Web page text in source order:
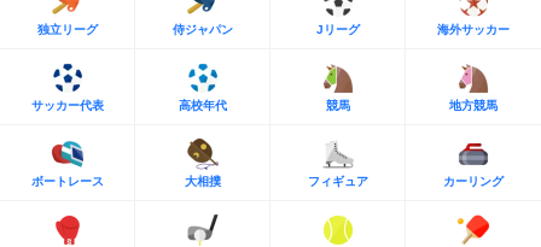
独立リーグ 侍ジャパン Jリーグ 海外サッカー
サッカー代表 高校年代 競馬 地方競馬
ボートレース 大相撲 フィギュア カーリング